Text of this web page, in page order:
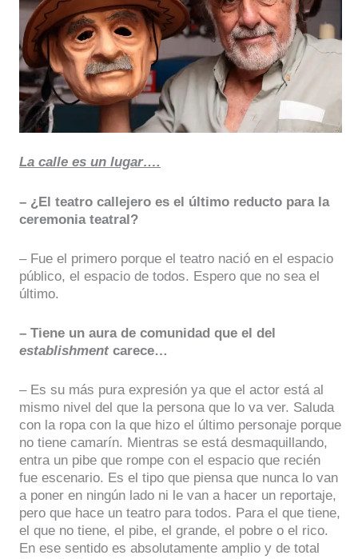
La calle es un lugar….
– ¿El teatro callejero es el último reducto para la
ceremonia teatral?
– Fue el primero porque el teatro nació en el espacio
público, el espacio de todos. Espero que no sea el
último.
– Tiene un aura de comunidad que el del
establishment carece…
– Es su más pura expresión ya que el actor está al
mismo nivel del que la persona que lo va ver. Saluda
con la ropa con la que hizo el último personaje porque
no tiene camarín. Mientras se está desmaquillando,
entra un pibe que rompe con el espacio que recién
fue escenario. Es el tipo que piensa que nunca lo van
a poner en ningún lado ni le van a hacer un reportaje,
pero que hace un teatro para todos. Para el que tiene,
el que no tiene, el pibe, el grande, el pobre o el rico.
En ese sentido es absolutamente amplio y de total